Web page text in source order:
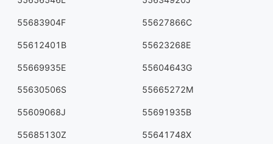
55683904F 55627866C
55612401B 55623268E
55669935E 55604643G
55630506S 55665272M
55609068J 55691935B
55685130Z 55641748X